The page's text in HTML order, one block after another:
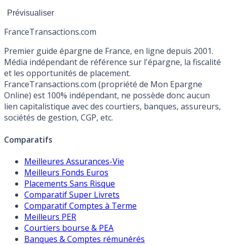
FranceTransactions.com
Premier guide épargne de France, en ligne depuis 2001.
Média indépendant de référence sur l'épargne, la fiscalité
et les opportunités de placement.
FranceTransactions.com (propriété de Mon Epargne
Online) est 100% indépendant, ne possède donc aucun
lien capitalistique avec des courtiers, banques, assureurs,
sociétés de gestion, CGP, etc.
Comparatifs
Meilleures Assurances-Vie
Meilleurs Fonds Euros
Placements Sans Risque
Comparatif Super Livrets
Comparatif Comptes à Terme
Meilleurs PER
Courtiers bourse & PEA
Banques & Comptes rémunérés